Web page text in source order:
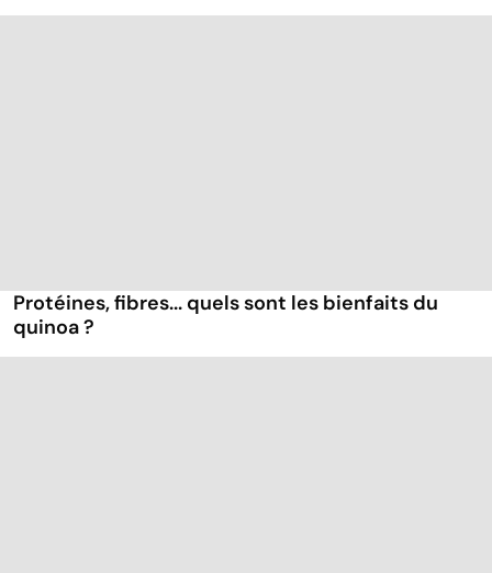
Protéines, fibres... quels sont les bienfaits du
quinoa ?